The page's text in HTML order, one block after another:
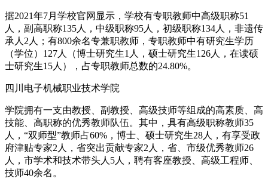
据2021年7月学校官网显示，学校有专职教师中高级职称51
人，副高职称135人，中级职称95人，初级职称134人，非遗传
承人2人；有800余名专兼职教师，专职教师中有研究生学历
（学位）127人（博士研究生1人，硕士研究生126人，在读硕
士研究生15人），占专职教师总数的24.80%。
四川电子机械职业技术学院
学院拥有一支由教授、副教授、高级技师等组成的高素质、高
技能、高职称的优秀教师队伍。其中，具有高级职称教师35
人，“双师型”教师占60%，博士、硕士研究生28人，有享受政
府津贴专家2人，省突出贡献专家2人，省、市级优秀教师26
人，市学术和技术带头人5人，聘有客座教授、高级工程师、
技师40余名。